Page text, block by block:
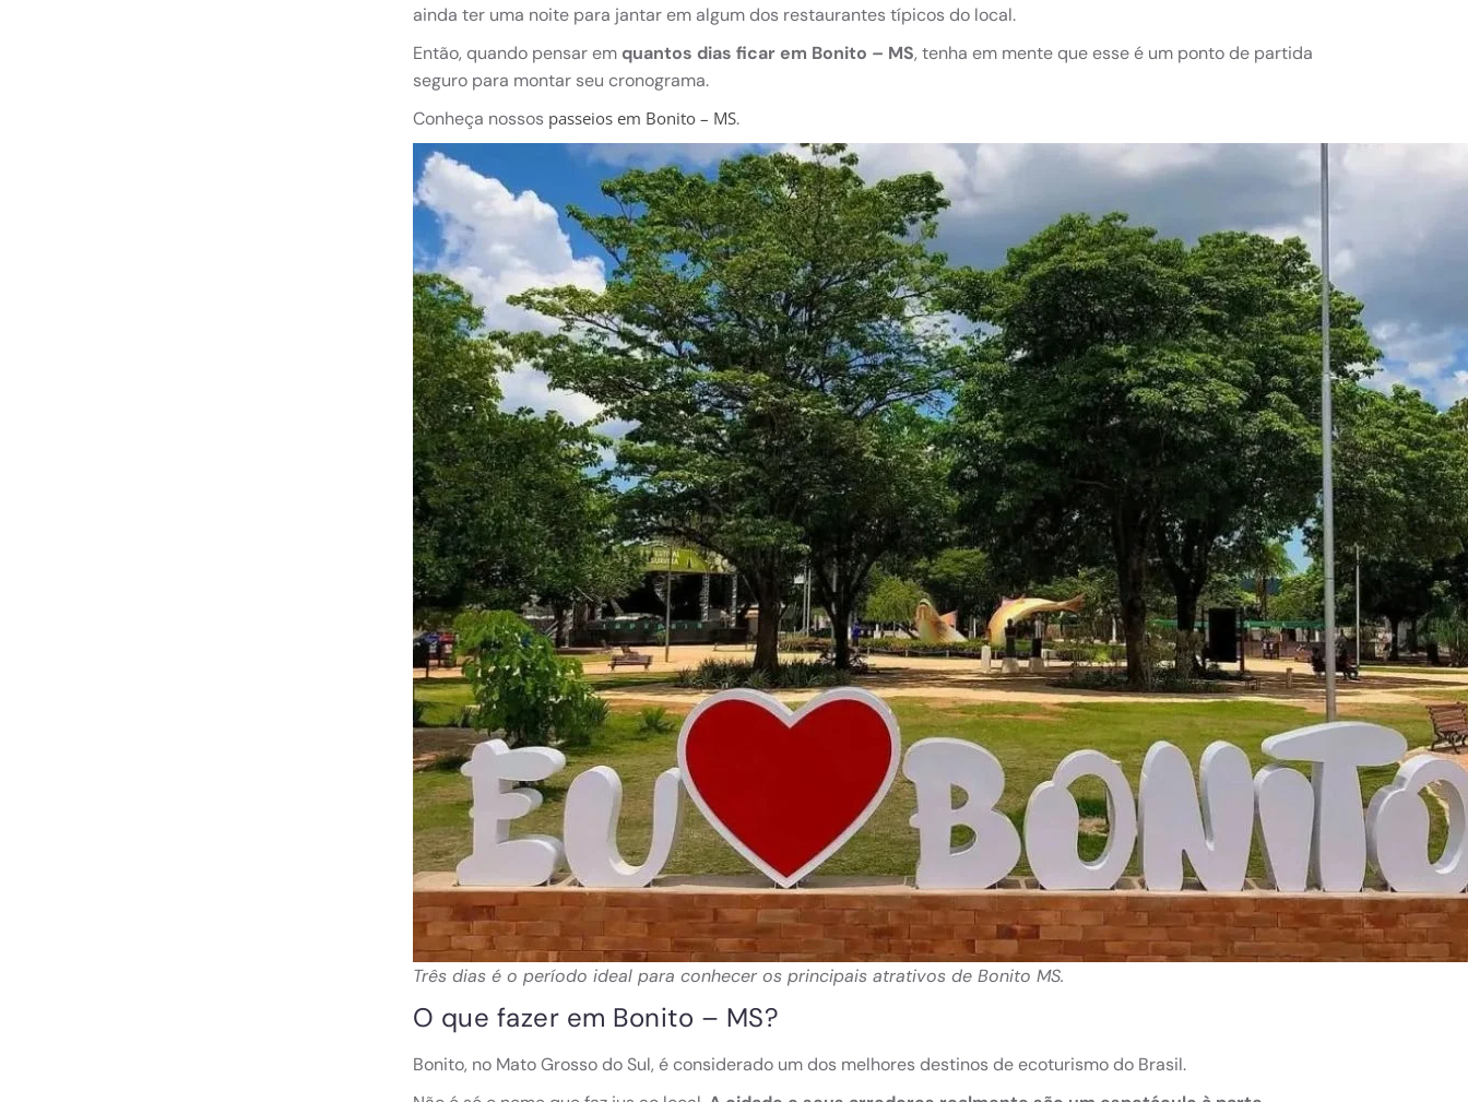
ainda ter uma noite para jantar em algum dos restaurantes típicos do local.
Então, quando pensar em quantos dias ficar em Bonito – MS, tenha em mente que esse é um ponto de partida
seguro para montar seu cronograma.
Conheça nossos passeios em Bonito – MS.
Três dias é o período ideal para conhecer os principais atrativos de Bonito MS.
O que fazer em Bonito – MS?
Bonito, no Mato Grosso do Sul, é considerado um dos melhores destinos de ecoturismo do Brasil.